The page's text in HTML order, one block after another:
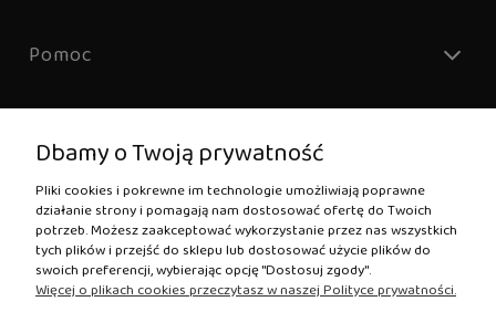
Pomoc
Kontakt:
sklep@puciopucio.pl
tel. +48 511 839 858
Dbamy o Twoją prywatność
Pliki cookies i pokrewne im technologie umożliwiają poprawne
działanie strony i pomagają nam dostosować ofertę do Twoich
potrzeb. Możesz zaakceptować wykorzystanie przez nas wszystkich
tych plików i przejść do sklepu lub dostosować użycie plików do
swoich preferencji, wybierając opcję "Dostosuj zgody".
Więcej o plikach cookies przeczytasz w naszej Polityce prywatności.